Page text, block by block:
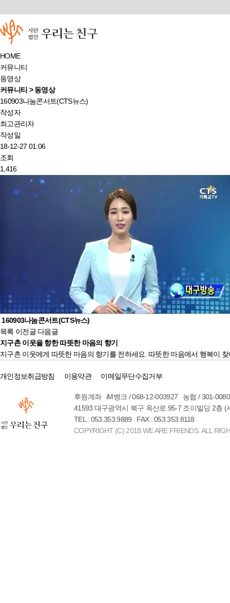
HOME
커뮤니티
동영상
커뮤니티 > 동영상
160903나눔콘서트(CTS뉴스)
작성자
최고관리자
작성일
18-12-27 01:06
조회
1,416
160903나눔콘서트(CTS뉴스)
목록 이전글 다음글
지구촌 이웃을 향한 따뜻한 마음의 향기
지구촌 이웃에게 따뜻한 마음의 향기를 전하세요. 따뜻한 마음에서 행복이
개인정보취급방침 이용약관 이메일무단수집거부
후원계좌 iM뱅크 / 068-12-003927 농협 / 301-
41593 대구광역시 북구 옥산로 95-7 조이빌딩 2층 (
TEL : 053.353.9889 FAX : 053.353.8118
COPYRIGHT (C) 2018 WE ARE FRIENDS. ALL